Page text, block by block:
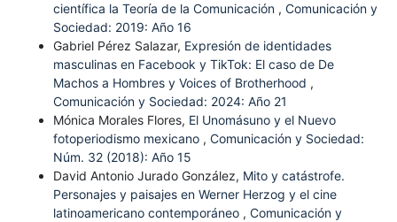
científica la Teoría de la Comunicación , Comunicación y
Sociedad: 2019: Año 16
Gabriel Pérez Salazar, Expresión de identidades
masculinas en Facebook y TikTok: El caso de De
Machos a Hombres y Voices of Brotherhood ,
Comunicación y Sociedad: 2024: Año 21
Mónica Morales Flores, El Unomásuno y el Nuevo
fotoperiodismo mexicano , Comunicación y Sociedad:
Núm. 32 (2018): Año 15
David Antonio Jurado González, Mito y catástrofe.
Personajes y paisajes en Werner Herzog y el cine
latinoamericano contemporáneo , Comunicación y